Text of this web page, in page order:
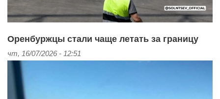
Оренбуржцы стали чаще летать за границу
чт, 16/07/2026 - 12:51